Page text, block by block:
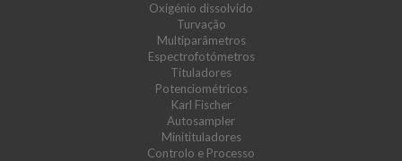
Oxigénio dissolvido
Turvação
Multiparâmetros
Espectrofotómetros
Tituladores
Potenciométricos
Karl Fischer
Autosampler
Minitituladores
Controlo e Processo